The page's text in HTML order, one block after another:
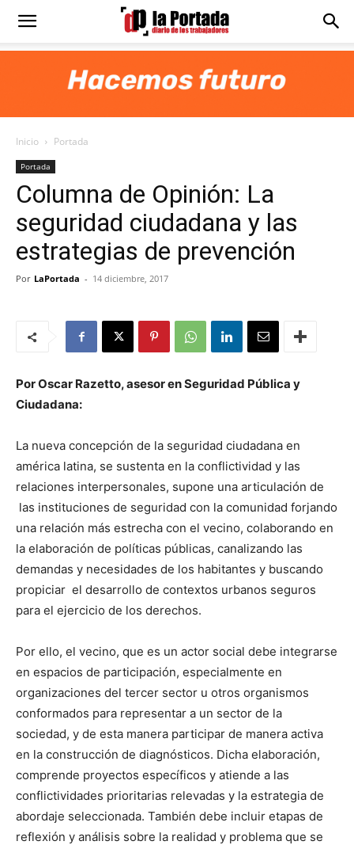
Diario
Portada
Inicio Portada
Portada
Columna de Opinión: La
seguridad ciudadana y las
estrategias de prevención
Por LaPortada - 14 diciembre, 2017
Por Oscar Razetto, asesor en Seguridad Pública y
Ciudadana:
La nueva concepción de la seguridad ciudadana en
américa latina, se sustenta en la conflictividad y las
relaciones interpersonales, supone una articulación de
las instituciones de seguridad con la comunidad forjando
una relación más estrecha con el vecino, colaborando en
la elaboración de políticas públicas, canalizando las
demandas y necesidades de los habitantes y buscando
propiciar el desarrollo de contextos urbanos seguros
para el ejercicio de los derechos.
Por ello, el vecino, que es un actor social debe integrarse
en espacios de participación, especialmente en
organizaciones del tercer sector u otros organismos
conformados para representar a un sector de la
sociedad, y de esta manera participar de manera activa
en la construcción de diagnósticos. Dicha elaboración,
comprende proyectos específicos y atiende a las
conflictividades prioritarias relevadas y la estrategia de
abordaje seleccionada. También debe incluir etapas de
reflexión y análisis sobre la realidad y problema que se